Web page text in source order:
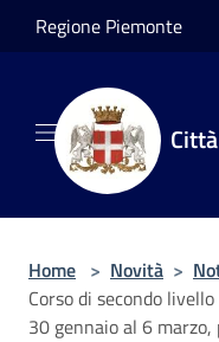
Salta al contenuto principale
Regione Piemonte
Home > Novità >
Corso di secondo
30 gennaio al 6